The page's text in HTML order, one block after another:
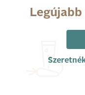
Legújabb